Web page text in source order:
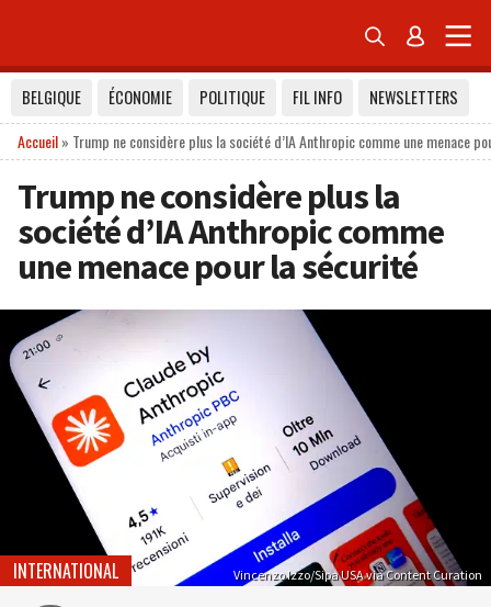
 
BELGIQUE ÉCONOMIE POLITIQUE FIL INFO
NEWSLETTERS
Accueil» Trump ne considère plus la société d’IA Anthropic comme une menace
Trump ne considère plus la
société d’IA Anthropic comme
une menace pour la sécurité
Vincenzo Izzo/Sipa USA via Content Curation
INTERNATIONAL